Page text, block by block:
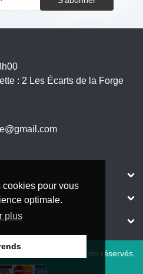
pour vous
optimale.
plus
: 2 Les Écarts de la Forge
chaussette.Tous droits réservés.